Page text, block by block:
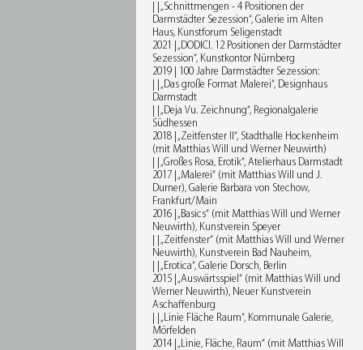
| | „Schnittmengen - 4 Positionen der
Darmstädter Sezession“, Galerie im Alten
Haus, Kunstforum Seligenstadt
2021 | „DODICI. 12 Positionen der Darmstädter
Sezession“, Kunstkontor Nürnberg
2019 | 100 Jahre Darmstädter Sezession:
| | „Das große Format Malerei“, Designhaus
Darmstadt
| | „Deja Vu. Zeichnung“, Regionalgalerie
Südhessen
2018 | „Zeitfenster II“, Stadthalle Hockenheim
(mit Matthias Will und Werner Neuwirth)
| | „Großes Rosa, Erotik“, Atelierhaus Darmstadt
2017 | „Malerei“ (mit Matthias Will und J.
Durner), Galerie Barbara von Stechow,
Frankfurt/Main
2016 | „Basics“ (mit Matthias Will und Werner
Neuwirth), Kunstverein Speyer
| | „Zeitfenster“ (mit Matthias Will und Werner
Neuwirth), Kunstverein Bad Nauheim,
| | „Erotica“, Galerie Dorsch, Berlin
2015 | „Auswärtsspiel“ (mit Matthias Will und
Werner Neuwirth), Neuer Kunstverein
Aschaffenburg
| | „Linie Fläche Raum“, Kommunale Galerie,
Mörfelden
2014 | „Linie, Fläche, Raum“ (mit Matthias Will